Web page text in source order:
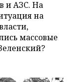
и АЗС. На
на
массовые